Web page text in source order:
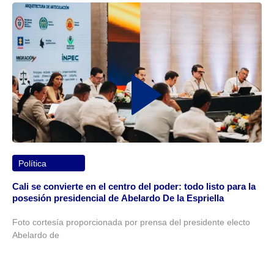
Política
Cali se convierte en el centro del poder: todo listo para la
posesión presidencial de Abelardo De la Espriella
Foto cortesía proporcionada por prensa del presidente electo
Abelardo de